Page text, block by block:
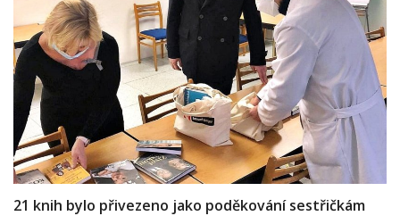
21 knih bylo přivezeno jako poděkování sestřičkám